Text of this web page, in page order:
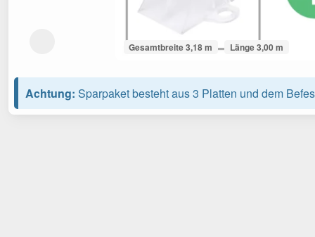
Gesamtbreite 3,18 m Länge 3,00 m
Achtung: Sparpaket besteht aus 3 Platten und dem